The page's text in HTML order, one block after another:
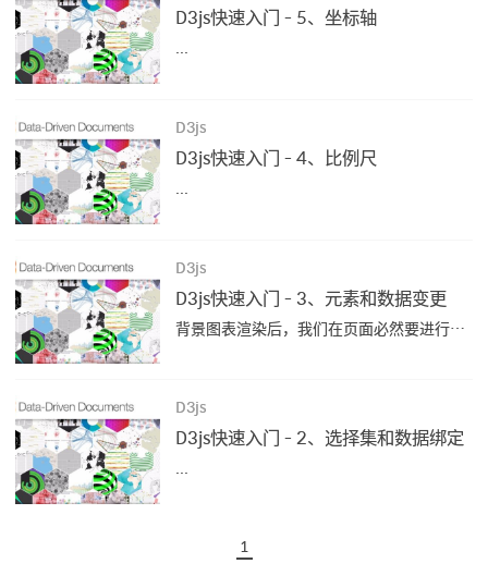
D3js快速入门 - 5、坐标轴
...
D3js
D3js快速入门 - 4、比例尺
...
D3js
D3js快速入门 - 3、元素和数据变更
背景图表渲染后，我们在页面必然要进行交互操作，也就是元素和数据的变更，从而让图表发生变化。 元素和数据的变更元素变更元素的变更是在我们上一节选择集的基础上做的操作 增加元素 selection.append - 创建，添加或选择新的元素。 修改操作 selection.attr -...
D3js
D3js快速入门 - 2、选择集和数据绑定
...
1